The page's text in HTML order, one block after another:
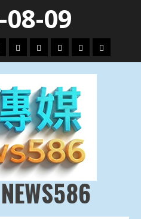
09
娛
樂
劇
政
治
國
際
運
動
生
活